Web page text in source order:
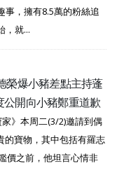
事，擁有8.5萬的粉絲追
，就...
榮爆小豬差點主持蓬
開向小豬鄭重道歉
》本周二(3/2)邀請到偶
的寶物，其中包括有羅志
價之前，他坦言心情非